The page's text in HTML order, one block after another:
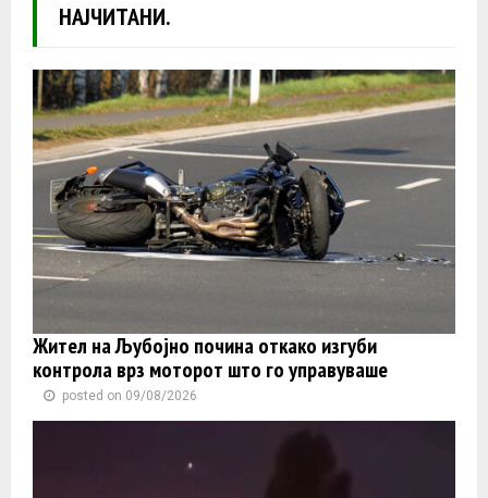
НАЈЧИТАНИ.
Жител на Љубојно почина откако изгуби
контролa врз моторот што го управуваше
posted on 09/08/2026